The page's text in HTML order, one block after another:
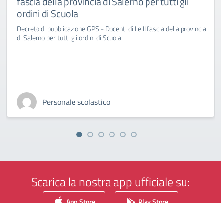
ordini di Scuola
Decreto di pubblicazione GPS - Docenti di I e II fascia della provincia
di Salerno per tutti gli ordini di Scuola
Personale scolastico
Scarica la nostra app ufficiale su: